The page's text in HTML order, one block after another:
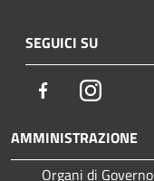
SEGUICI SU
FacebookInstagram
AMMINISTRAZIONE
Organi di Governo